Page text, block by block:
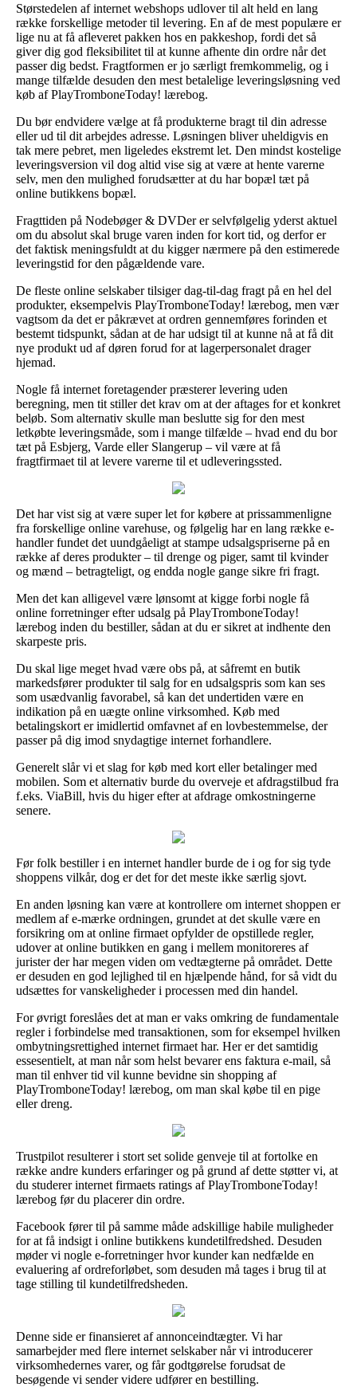
Størstedelen af internet webshops udlover til alt held en lang
række forskellige metoder til levering. En af de mest populære er
lige nu at få afleveret pakken hos en pakkeshop, fordi det så
giver dig god fleksibilitet til at kunne afhente din ordre når det
passer dig bedst. Fragtformen er jo særligt fremkommelig, og i
mange tilfælde desuden den mest betalelige leveringsløsning ved
køb af PlayTromboneToday! lærebog.
Du bør endvidere vælge at få produkterne bragt til din adresse
eller ud til dit arbejdes adresse. Løsningen bliver uheldigvis en
tak mere pebret, men ligeledes ekstremt let. Den mindst kostelige
leveringsversion vil dog altid vise sig at være at hente varerne
selv, men den mulighed forudsætter at du har bopæl tæt på
online butikkens bopæl.
Fragttiden på Nodebøger & DVDer er selvfølgelig yderst aktuel
om du absolut skal bruge varen inden for kort tid, og derfor er
det faktisk meningsfuldt at du kigger nærmere på den estimerede
leveringstid for den pågældende vare.
De fleste online selskaber tilsiger dag-til-dag fragt på en hel del
produkter, eksempelvis PlayTromboneToday! lærebog, men vær
vagtsom da det er påkrævet at ordren gennemføres forinden et
bestemt tidspunkt, sådan at de har udsigt til at kunne nå at få dit
nye produkt ud af døren forud for at lagerpersonalet drager
hjemad.
Nogle få internet foretagender præsterer levering uden
beregning, men tit stiller det krav om at der aftages for et konkret
beløb. Som alternativ skulle man beslutte sig for den mest
letkøbte leveringsmåde, som i mange tilfælde – hvad end du bor
tæt på Esbjerg, Varde eller Slangerup – vil være at få
fragtfirmaet til at levere varerne til et udleveringssted.
Det har vist sig at være super let for købere at prissammenligne
fra forskellige online varehuse, og følgelig har en lang række e-
handler fundet det uundgåeligt at stampe udsalgspriserne på en
række af deres produkter – til drenge og piger, samt til kvinder
og mænd – betragteligt, og endda nogle gange sikre fri fragt.
Men det kan alligevel være lønsomt at kigge forbi nogle få
online forretninger efter udsalg på PlayTromboneToday!
lærebog inden du bestiller, sådan at du er sikret at indhente den
skarpeste pris.
Du skal lige meget hvad være obs på, at såfremt en butik
markedsfører produkter til salg for en udsalgspris som kan ses
som usædvanlig favorabel, så kan det undertiden være en
indikation på en uægte online virksomhed. Køb med
betalingskort er imidlertid omfavnet af en lovbestemmelse, der
passer på dig imod snydagtige internet forhandlere.
Generelt slår vi et slag for køb med kort eller betalinger med
mobilen. Som et alternativ burde du overveje et afdragstilbud fra
f.eks. ViaBill, hvis du higer efter at afdrage omkostningerne
senere.
Før folk bestiller i en internet handler burde de i og for sig tyde
shoppens vilkår, dog er det for det meste ikke særlig sjovt.
En anden løsning kan være at kontrollere om internet shoppen er
medlem af e-mærke ordningen, grundet at det skulle være en
forsikring om at online firmaet opfylder de opstillede regler,
udover at online butikken en gang i mellem monitoreres af
jurister der har megen viden om vedtægterne på området. Dette
er desuden en god lejlighed til en hjælpende hånd, for så vidt du
udsættes for vanskeligheder i processen med din handel.
For øvrigt foreslåes det at man er vaks omkring de fundamentale
regler i forbindelse med transaktionen, som for eksempel hvilken
ombytningsrettighed internet firmaet har. Her er det samtidig
essesentielt, at man når som helst bevarer ens faktura e-mail, så
man til enhver tid vil kunne bevidne sin shopping af
PlayTromboneToday! lærebog, om man skal købe til en pige
eller dreng.
Trustpilot resulterer i stort set solide genveje til at fortolke en
række andre kunders erfaringer og på grund af dette støtter vi, at
du studerer internet firmaets ratings af PlayTromboneToday!
lærebog før du placerer din ordre.
Facebook fører til på samme måde adskillige habile muligheder
for at få indsigt i online butikkens kundetilfredshed. Desuden
møder vi nogle e-forretninger hvor kunder kan nedfælde en
evaluering af ordreforløbet, som desuden må tages i brug til at
tage stilling til kundetilfredsheden.
Denne side er finansieret af annonceindtægter. Vi har
samarbejder med flere internet selskaber når vi introducerer
virksomhedernes varer, og får godtgørelse forudsat de
besøgende vi sender videre udfører en bestilling.